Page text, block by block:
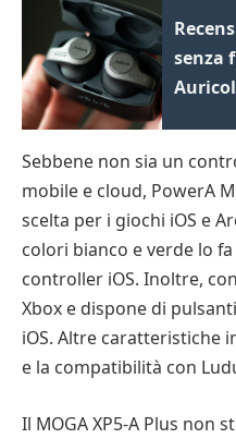
senza
Sebbene non sia un
mobile e cloud, PowerA
scelta per i giochi iOS e
colori bianco e verde lo
controller iOS. Inoltre,
Xbox e dispone di
iOS. Altre caratteristiche
e la compatibilità con
Il MOGA XP5-A Plus non